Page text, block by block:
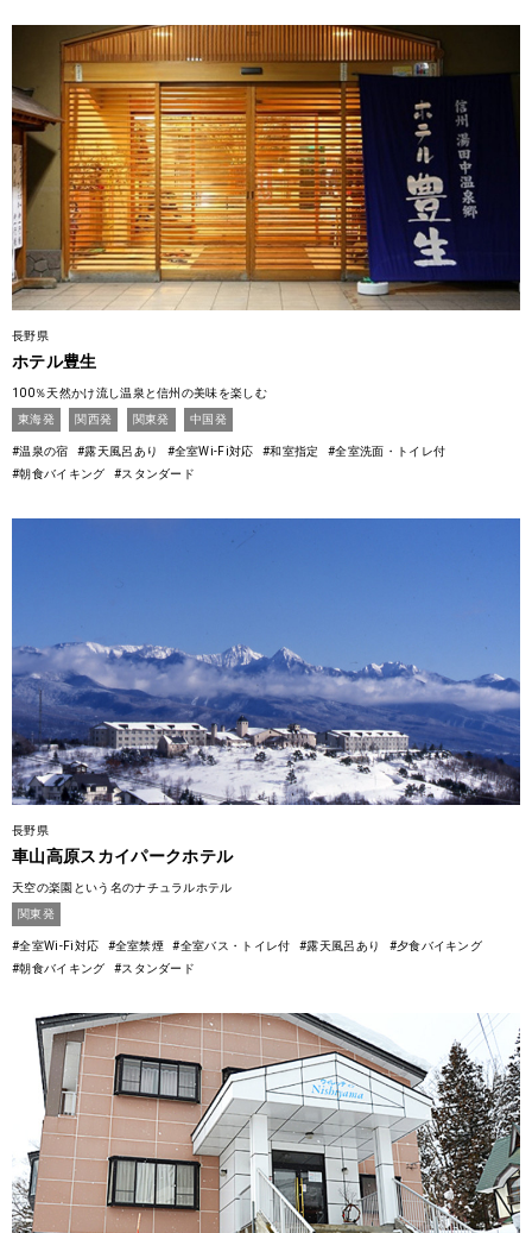
長野県
ホテル豊生
100％天然かけ流し温泉と信州の美味を楽しむ
東海発
関西発 関東発 中国発
#温泉の宿 #露天風呂あり #全室Wi-Fi対応 #和室指定
#全室洗面・トイレ付
#朝食バイキング
#スタンダード
長野県
車山高原スカイパークホテル
天空の楽園という名のナチュラルホテル
関東発
#全室Wi-Fi対応 #全室禁煙 #全室バス・トイレ付 #露天風呂あり
#夕食バイキング
#朝食バイキング
#スタンダード